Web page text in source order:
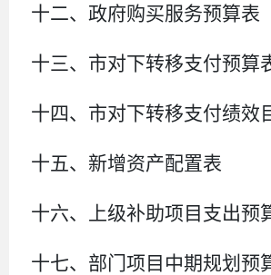
十二、政府购买服务预算表
十三、 市对下转移支付预算
十四、 市对下转移支付绩效
十五、新增资产配置表
十六、上级补助项目支出预
十七、部门项目中期规划预